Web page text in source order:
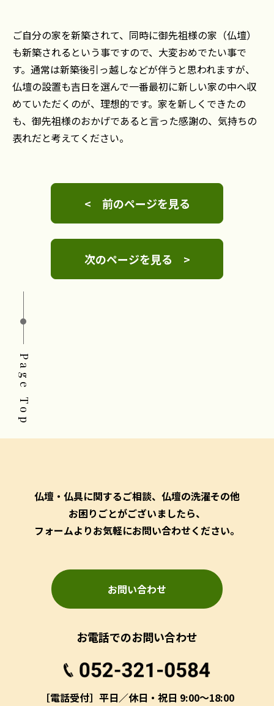
ご自分の家を新築されて、同時に御先祖様の家（仏壇）
も新築されるという事ですので、大変おめでたい事で
す。通常は新築後引っ越しなどが伴うと思われますが、
仏壇の設置も吉日を選んで一番最初に新しい家の中へ収
めていただくのが、理想的です。家を新しくできたの
も、御先祖様のおかげであると言った感謝の、気持ちの
表れだと考えてください。
< 前のページを見る
次のページを見る >
仏壇・仏具に関するご相談、仏壇の洗濯その他
お困りごとがございましたら、
フォームよりお気軽にお問い合わせください。
お問い合わせ
お電話でのお問い合わせ
［電話受付］平日／休日・祝日 9:00～18:00
Page Top